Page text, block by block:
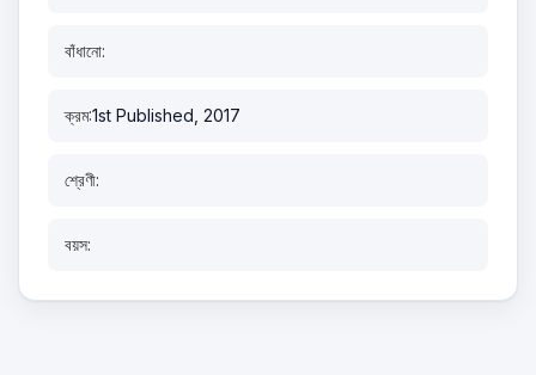
বাঁধানো:
ক্রম:1st Published, 2017
শ্রেণী:
বয়স: